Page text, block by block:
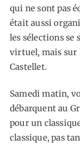
qui ne sont pas
était aussi
les sélections se
virtuel, mais sur
Castellet.
Samedi matin,
débarquent au
pour un
classique, pas